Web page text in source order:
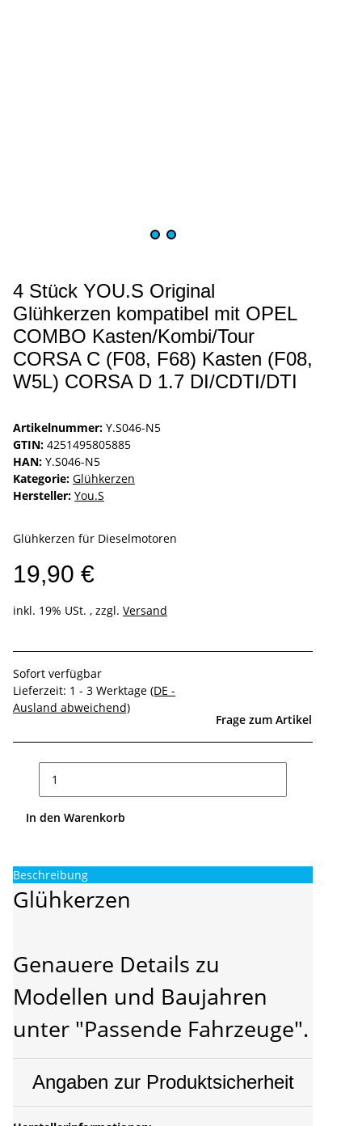
4 Stück YOU.S Original
Glühkerzen kompatibel mit OPEL
COMBO Kasten/Kombi/Tour
CORSA C (F08, F68) Kasten (F08,
W5L) CORSA D 1.7 DI/CDTI/DTI
Artikelnummer: Y.S046-N5
GTIN: 4251495805885
HAN: Y.S046-N5
Kategorie: Glühkerzen
Hersteller: You.S
Glühkerzen für Dieselmotoren
19,90 €
inkl. 19% USt. , zzgl. Versand
Sofort verfügbar
Lieferzeit: 1 - 3 Werktage (DE -
Ausland abweichend)
Frage zum Artikel
In den Warenkorb
Beschreibung
Glühkerzen
Genauere Details zu
Modellen und Baujahren
unter "Passende Fahrzeuge".
Angaben zur Produktsicherheit